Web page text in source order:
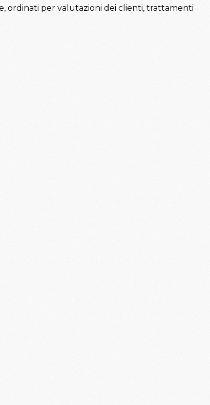
ordinati per valutazioni dei clienti, trattamenti